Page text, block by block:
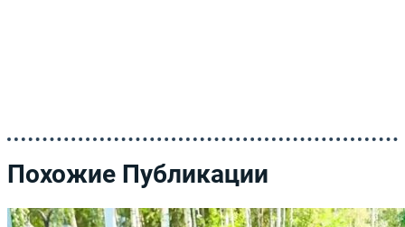
Похожие Публикации